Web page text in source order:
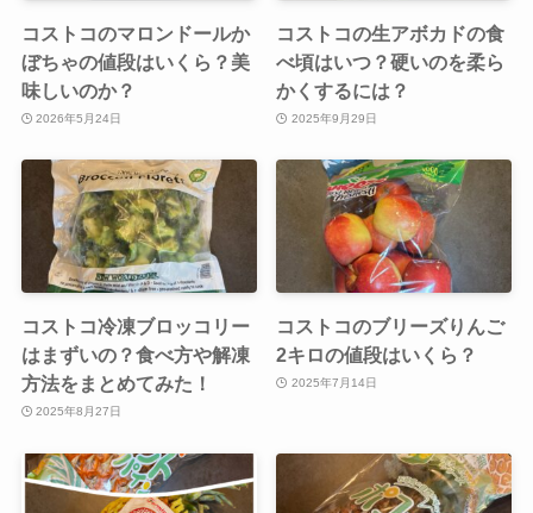
コストコのマロンドールか
ぼちゃの値段はいくら？美
味しいのか？
2026年5月24日
コストコの生アボカドの食
べ頃はいつ？硬いのを柔ら
かくするには？
2025年9月29日
コストコ冷凍ブロッコリー
はまずいの？食べ方や解凍
方法をまとめてみた！
2025年8月27日
コストコのブリーズりんご
2キロの値段はいくら？
2025年7月14日